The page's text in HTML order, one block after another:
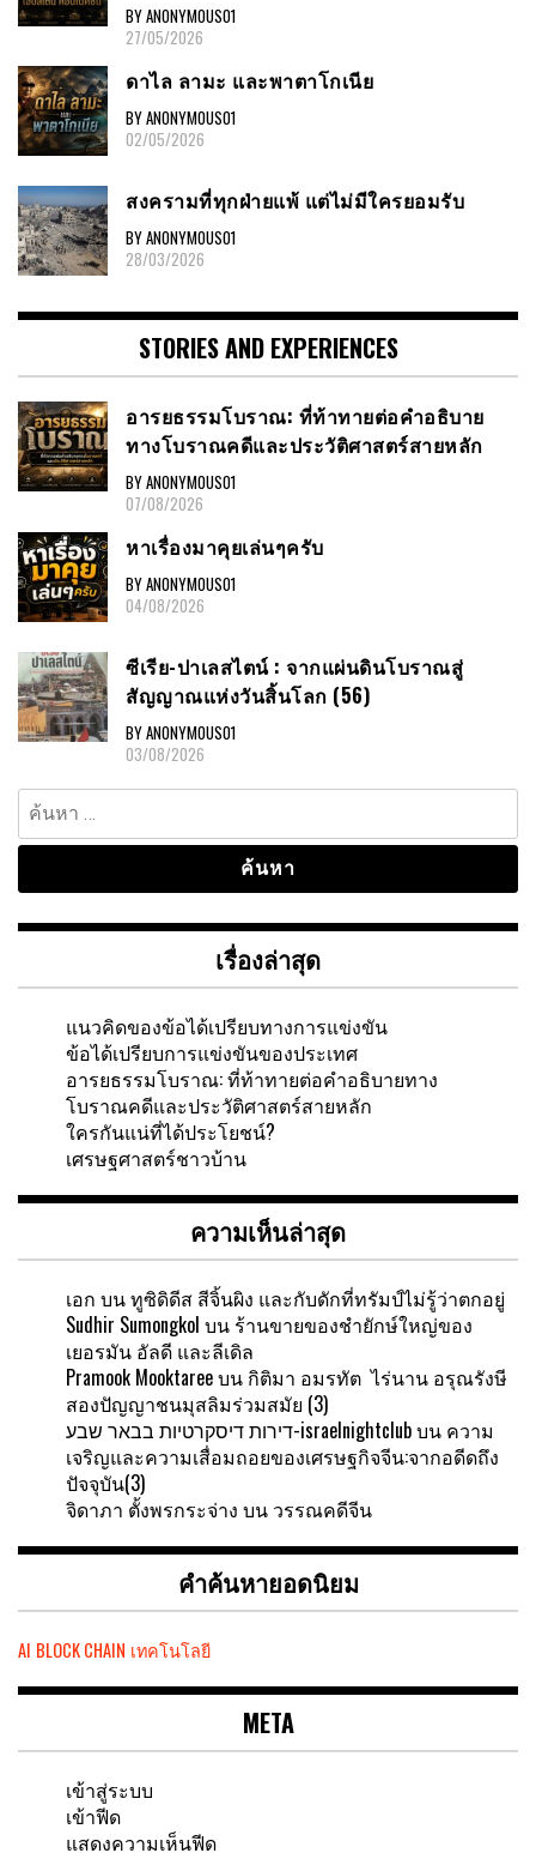
BY ANONYMOUS01
27/05/2026
ดาไล ลามะ และพาตาโกเนีย
BY ANONYMOUS01
02/05/2026
สงครามที่ทุกฝ่ายแพ้ แต่ไม่มีใครยอมรับ
BY ANONYMOUS01
28/03/2026
STORIES AND EXPERIENCES
อารยธรรมโบราณ: ที่ท้าทายต่อคำอธิบาย
ทางโบราณคดีและประวัติศาสตร์สายหลัก
BY ANONYMOUS01
07/08/2026
หาเรื่องมาคุยเล่นๆครับ
BY ANONYMOUS01
04/08/2026
ซีเรีย-ปาเลสไตน์ : จากแผ่นดินโบราณสู่
สัญญาณแห่งวันสิ้นโลก (56)
BY ANONYMOUS01
03/08/2026
ค้นหา
สำหรับ:
เรื่องล่าสุด
แนวคิดของข้อได้เปรียบทางการแข่งขัน
ข้อได้เปรียบการแข่งขันของประเทศ
อารยธรรมโบราณ: ที่ท้าทายต่อคำอธิบายทาง
โบราณคดีและประวัติศาสตร์สายหลัก
ใครกันแน่ที่ได้ประโยชน์?
เศรษฐศาสตร์ชาวบ้าน
ความเห็นล่าสุด
เอก บนทูซิดิดีส สีจิ้นผิง และกับดักที่ทรัมป์ไม่รู้ว่าตกอยู่
Sudhir Sumongkol บน ร้านขายของชำยักษ์ใหญ่ของ
เยอรมัน อัลดี และลีเดิล
Pramook Mooktareeบน กิติมา อมรทัต ไร่นาน อรุณรังษี
สองปัญญาชนมุสลิมร่วมสมัย (3)
דירות דיסקרטיות בבאר שבע-israelnightclubบน ความ
เจริญและความเสื่อมถอยของเศรษฐกิจจีน:จากอดีดถึง
ปัจจุบัน(3)
จิดาภา ตั้งพรกระจ่าง บน วรรณคดีจีน
คำค้นหายอดนิยม
AI BLOCK CHAIN เทคโนโลยี
META
เข้าสู่ระบบ
เข้าฟีด
แสดงความเห็นฟีด